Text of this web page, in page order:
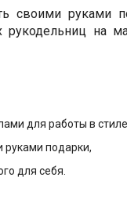
своими
рукодельниц на
для работы в стиле
руками подарки,
для себя.